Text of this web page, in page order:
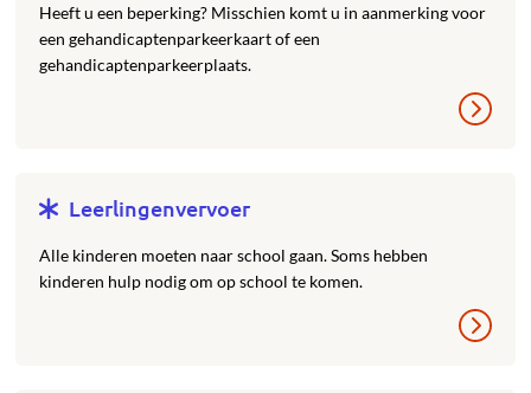
Heeft u een beperking? Misschien komt u in aanmerking voor
een gehandicaptenparkeerkaart of een
gehandicaptenparkeerplaats.
Leerlingenvervoer
Alle kinderen moeten naar school gaan. Soms hebben
kinderen hulp nodig om op school te komen.